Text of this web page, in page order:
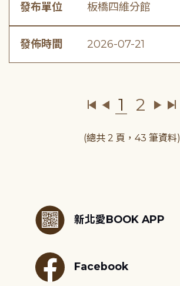
發布單位 板橋四維分館
發佈時間 2026-07-21
1 2
(總共 2 頁，43 筆資料)
新北愛BOOK APP
Facebook